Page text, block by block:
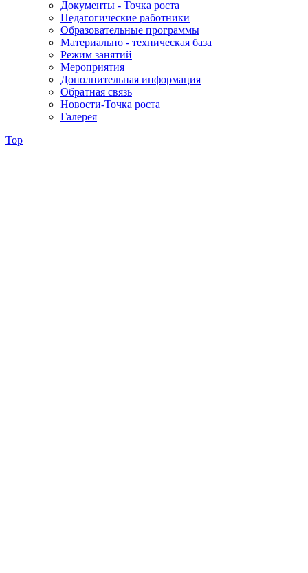
Документы - Точка роста
Педагогические работники
Образовательные программы
Материально - техническая база
Режим занятий
Мероприятия
Дополнительная информация
Обратная связь
Новости-Точка роста
Галерея
Top